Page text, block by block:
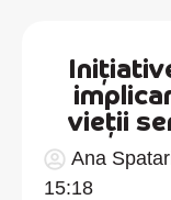
vieții
Ana
15:18